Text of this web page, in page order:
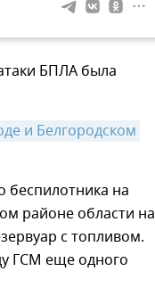
БПЛА была
и Белгородском
беспилотника на
районе области на
с топливом.
ГСМ еще одного